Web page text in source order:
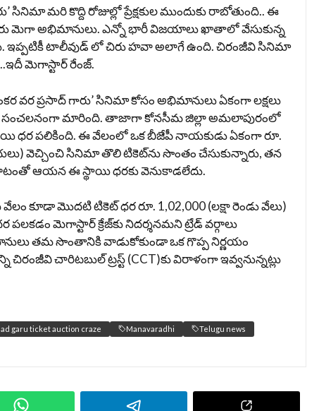
మరి కొద్ది రోజుల్లో ప్రేక్షకుల ముందుకు రాబోతుంది.. ఈ
మెగా అభిమానులు. ఎన్నో భారీ విజయాలు ఖాతాలో వేసుకున్న
ఇప్పటికీ టాలీవుడ్ లో చిరు హవా అలాగే ఉంది. చిరంజీవి సినిమా
మెగాస్టార్ రేంజ్.
వర ప్రసాద్ గారు’ సినిమా కోసం అభిమానులు ఏకంగా లక్షలు
సంచలనంగా మారింది. తాజాగా కోనసీమ జిల్లా అమలాపురంలో
ధర పలికింది. ఈ వేలంలో ఒక బీజేపీ నాయకుడు ఏకంగా రూ.
వెచ్చించి సినిమా తొలి టికెట్‌ను సొంతం చేసుకున్నారు, తన
ఆయన ఈ స్థాయి ధరకు వెనుకాడలేదు.
కూడా మొదటి టికెట్ ధర రూ. 1,02,000 (లక్షా రెండు వేలు)
మెగాస్టార్ క్రేజ్‌కు నిదర్శనమని ట్రేడ్ వర్గాలు
తమ సొంతానికి వాడుకోకుండా ఒక గొప్ప నిర్ణయం
చారిటబుల్ ట్రస్ట్ (CCT)కు విరాళంగా ఇవ్వనున్నట్లు
garu ticket auction craze Manavaradhi
Telugu news